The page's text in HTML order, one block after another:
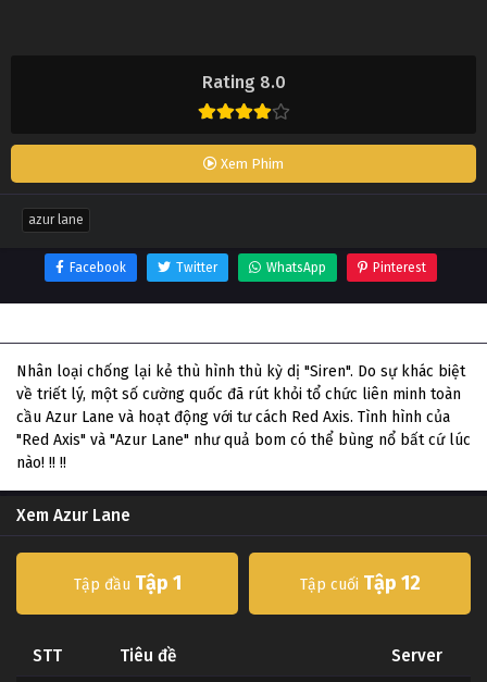
Rating 8.0
Xem Phim
azur lane
Facebook Twitter WhatsApp Pinterest
Nhân loại chống lại kẻ thù hình thù kỳ dị "Siren". Do sự khác biệt
về triết lý, một số cường quốc đã rút khỏi tổ chức liên minh toàn
cầu Azur Lane và hoạt động với tư cách Red Axis. Tình hình của
"Red Axis" và "Azur Lane" như quả bom có thể bùng nổ bất cứ lúc
nào! !! !!
Xem Azur Lane
Tập đầu Tập 1 Tập cuối Tập 12
STT Tiêu đề Server